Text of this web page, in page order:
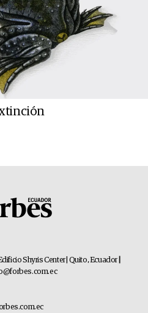
Shyris Center | Quito, Ecuador